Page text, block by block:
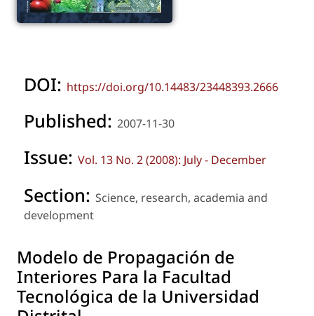
DOI: https://doi.org/10.14483/23448393.2666
Published: 2007-11-30
Issue: Vol. 13 No. 2 (2008): July - December
Section: Science, research, academia and
development
Modelo de Propagación de
Interiores Para la Facultad
Tecnológica de la Universidad